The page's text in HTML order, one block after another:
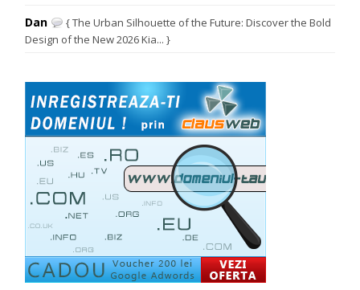
Dan
{ The Urban Silhouette of the Future: Discover the Bold
Design of the New 2026 Kia... }